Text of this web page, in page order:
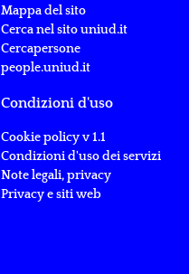
Mappa del sito
Cerca nel sito uniud.it
Cercapersone
people.uniud.it
Condizioni d'uso
Cookie policy v 1.1
Condizioni d'uso dei servizi
Note legali, privacy
Privacy e siti web